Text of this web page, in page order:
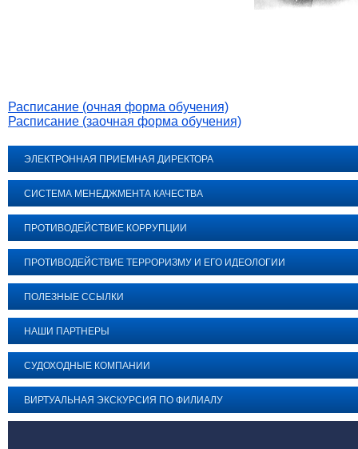
Расписание (очная форма обучения)
Расписание (заочная форма обучения)
ЭЛЕКТРОННАЯ ПРИЕМНАЯ ДИРЕКТОРА
СИСТЕМА МЕНЕДЖМЕНТА КАЧЕСТВА
ПРОТИВОДЕЙСТВИЕ КОРРУПЦИИ
ПРОТИВОДЕЙСТВИЕ ТЕРРОРИЗМУ И ЕГО ИДЕОЛОГИИ
ПОЛЕЗНЫЕ ССЫЛКИ
НАШИ ПАРТНЕРЫ
СУДОХОДНЫЕ КОМПАНИИ
ВИРТУАЛЬНАЯ ЭКСКУРСИЯ ПО ФИЛИАЛУ